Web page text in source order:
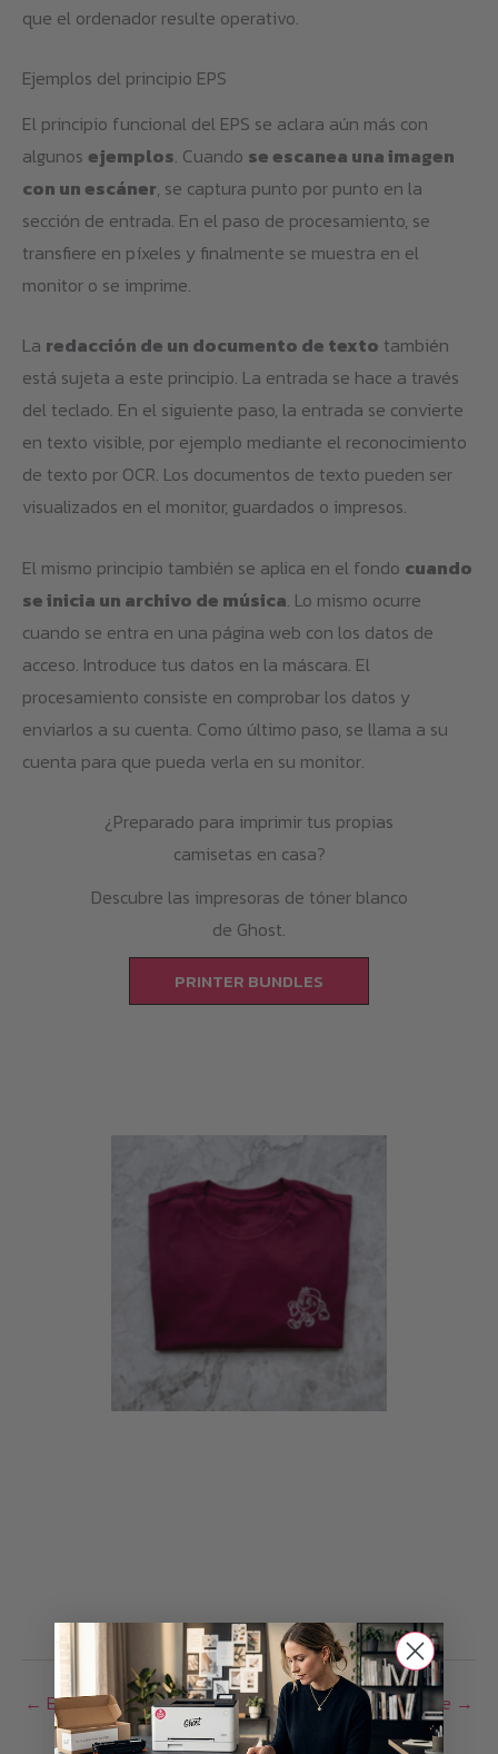
que el ordenador resulte operativo.
Ejemplos del principio EPS
El principio funcional del EPS se aclara aún más con
algunos ejemplos. Cuando se escanea una imagen
con un escáner, se captura punto por punto en la
sección de entrada. En el paso de procesamiento, se
transfiere en píxeles y finalmente se muestra en el
monitor o se imprime.
La redacción de un documento de texto también
está sujeta a este principio. La entrada se hace a través
del teclado. En el siguiente paso, la entrada se convierte
en texto visible, por ejemplo mediante el reconocimiento
de texto por OCR. Los documentos de texto pueden ser
visualizados en el monitor, guardados o impresos.
El mismo principio también se aplica en el fondo cuando
se inicia un archivo de música. Lo mismo ocurre
cuando se entra en una página web con los datos de
acceso. Introduce tus datos en la máscara. El
procesamiento consiste en comprobar los datos y
enviarlos a su cuenta. Como último paso, se llama a su
cuenta para que pueda verla en su monitor.
¿Preparado para imprimir tus propias
camisetas en casa?
Descubre las impresoras de tóner blanco
de Ghost.
PRINTER BUNDLES
← Entrada anterior Entrada siguiente →